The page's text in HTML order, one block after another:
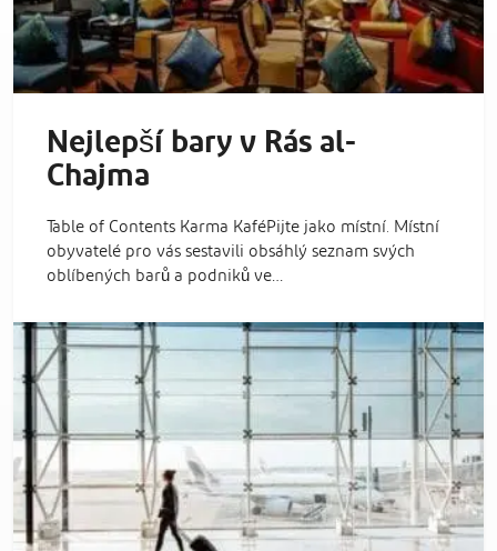
Nejlepší bary v Rás al-
Chajma
Table of Contents Karma KaféPijte jako místní. Místní
obyvatelé pro vás sestavili obsáhlý seznam svých
oblíbených barů a podniků ve…